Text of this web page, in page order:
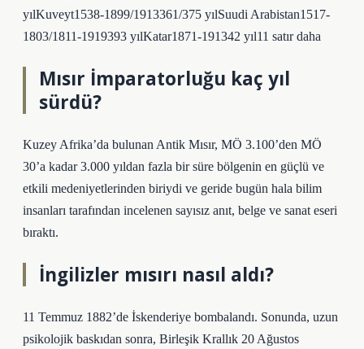
yılKuveyt1538-1899/1913361/375 yılSuudi Arabistan1517-
1803/1811-1919393 yılKatar1871-191342 yıl11 satır daha
Mısır İmparatorluğu kaç yıl
sürdü?
Kuzey Afrika’da bulunan Antik Mısır, MÖ 3.100’den MÖ
30’a kadar 3.000 yıldan fazla bir süre bölgenin en güçlü ve
etkili medeniyetlerinden biriydi ve geride bugün hala bilim
insanları tarafından incelenen sayısız anıt, belge ve sanat eseri
bıraktı.
İngilizler mısırı nasıl aldı?
11 Temmuz 1882’de İskenderiye bombalandı. Sonunda, uzun
psikolojik baskıdan sonra, Birleşik Krallık 20 Ağustos